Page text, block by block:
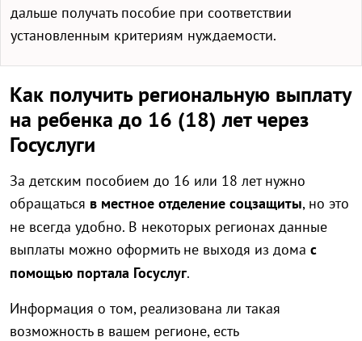
дальше получать пособие при соответствии
установленным критериям нуждаемости.
Как получить региональную выплату
на ребенка до 16 (18) лет через
Госуслуги
За детским пособием до 16 или 18 лет нужно
обращаться в местное отделение соцзащиты, но это
не всегда удобно. В некоторых регионах данные
выплаты можно оформить не выходя из дома с
помощью портала Госуслуг.
Информация о том, реализована ли такая
возможность в вашем регионе, есть